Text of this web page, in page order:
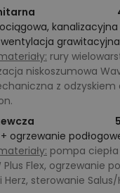
kanalizacyjna
rury
niskoszumowa
z odzyskiem
ogrzewanie
pompa
Plus Flex, ogrzewanie
Herz, sterowanie